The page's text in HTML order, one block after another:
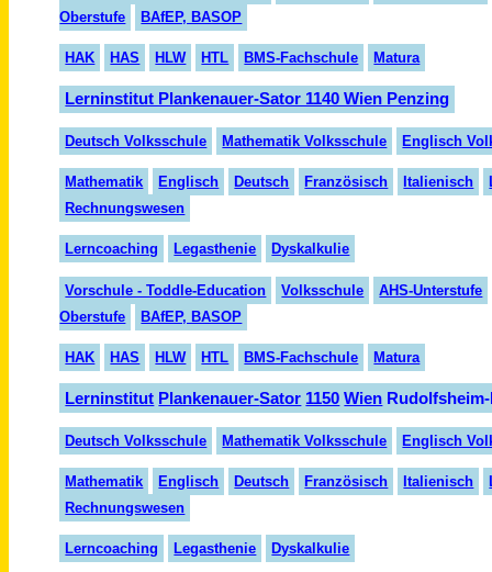
Oberstufe BAfEP, BASOP
HAK HAS HLW HTL BMS-Fachschule Matura
Lerninstitut Plankenauer-Sator 1140 Wien Penzing
Deutsch Volksschule Mathematik Volksschule Englisch
Mathematik Englisch Deutsch Französisch Italienisch
Rechnungswesen
Lerncoaching Legasthenie Dyskalkulie
Vorschule - Toddle-Education Volksschule
AHS-Unterstufe
Oberstufe
BAfEP, BASOP
HAK HAS HLW HTL BMS-Fachschule Matura
Lerninstitut Plankenauer-Sator 1150 Wien
Deutsch Volksschule Mathematik Volksschule Englisch
Mathematik Englisch Deutsch Französisch Italienisch
Rechnungswesen
Lerncoaching Legasthenie Dyskalkulie